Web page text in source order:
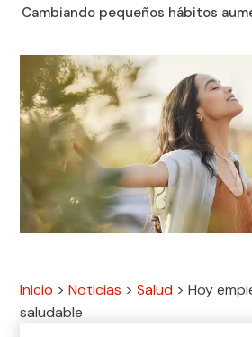
Cambiando pequeños hábitos
Inicio >Noticias >Salud >Hoy
saludable